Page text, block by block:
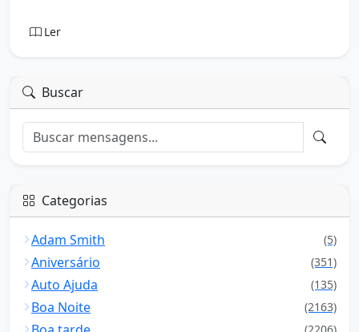
Ler
Buscar
Categorias
Adam Smith (5)
Aniversário (351)
Auto Ajuda (135)
Boa Noite (2163)